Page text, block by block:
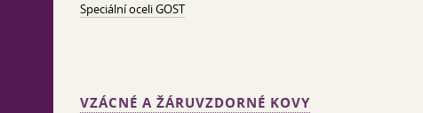
Speciální oceli GOST
VZÁCNÉ A ŽÁRUVZDORNÉ KOVY